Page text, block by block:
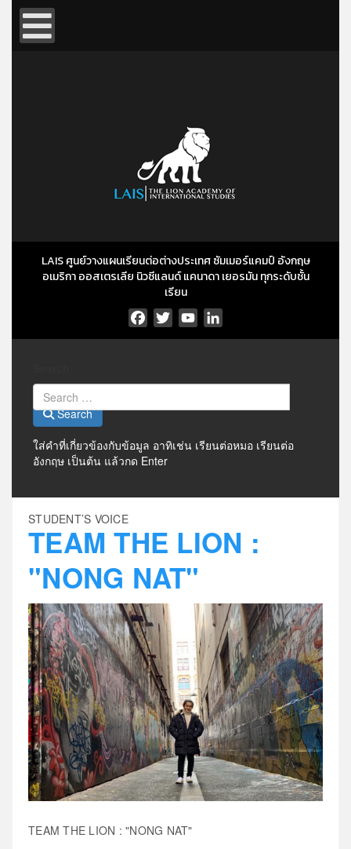
LAIS ศูนย์วางแผนเรียนต่อต่างประเทศ ซัมเมอร์แคมป์ อังกฤษ
อเมริกา ออสเตรเลีย นิวซีแลนด์ แคนาดา เยอรมัน ทุกระดับชั้น
เรียน
Facebook
TwitterYouTubeLinkedIn
Search
ใส่คำที่เกี่ยวข้องกับข้อมูล อาทิเช่น เรียนต่อหมอ เรียนต่อ
อังกฤษ เป็นต้น แล้วกด Enter
STUDENT’S VOICE
TEAM THE LION :
"NONG NAT"
TEAM THE LION : "NONG NAT"